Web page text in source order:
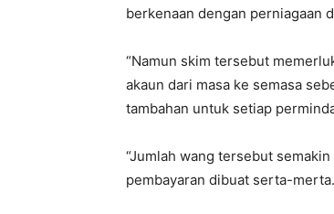
berkenaan dengan perniagaan
“Namun skim tersebut
akaun dari masa ke semasa
tambahan untuk setiap
“Jumlah wang tersebut
pembayaran dibuat serta-merta.